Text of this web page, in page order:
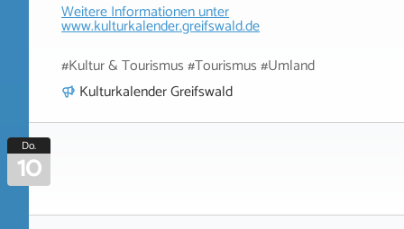
Weitere Informationen unter
www.kulturkalender.greifswald.de
#Kultur & Tourismus #Tourismus #Umland
Kulturkalender Greifswald
Do.
10